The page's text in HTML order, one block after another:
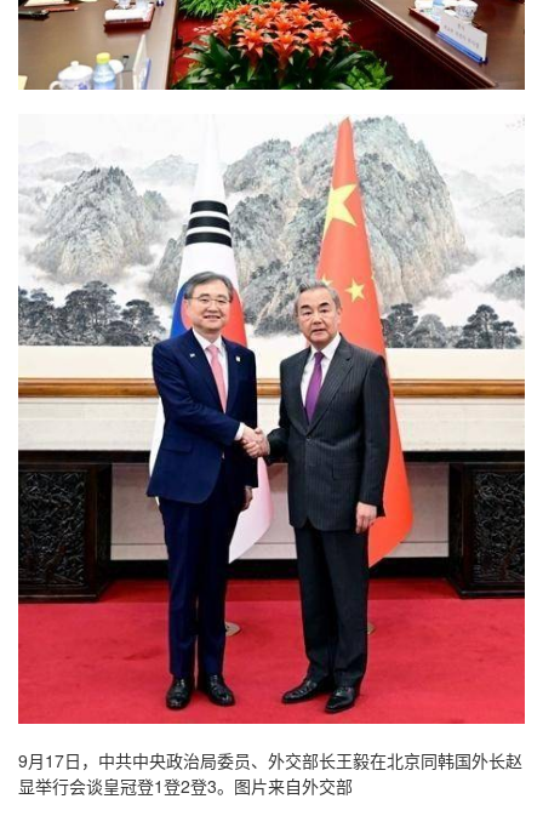
9月17日，中共中央政治局委员、外交部长王毅在北京同韩国外长赵
显举行会谈皇冠登1登2登3。图片来自外交部